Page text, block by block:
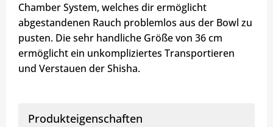
Chamber System, welches dir ermöglicht
abgestandenen Rauch problemlos aus der Bowl zu
pusten. Die sehr handliche Größe von 36 cm
ermöglicht ein unkompliziertes Transportieren
und Verstauen der Shisha.
Produkteigenschaften